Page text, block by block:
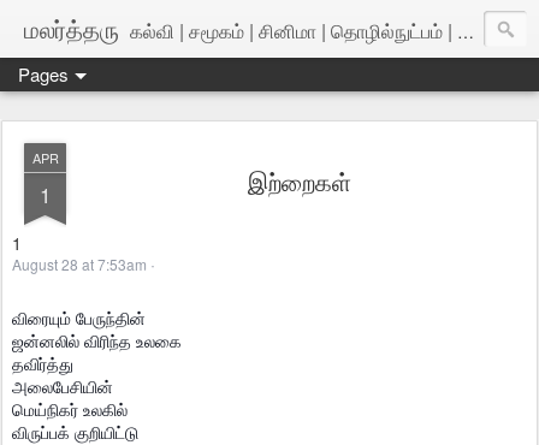
மலர்த்தரு கல்வி | சமூகம் | சினிமா | தொழில்நுட்பம் | அறிவியல்
Pages
APR
1 இற்றைகள்
1
August 28 at 7:53am ·
விரையும் பேருந்தின்
ஜன்னலில் விரிந்த உலகை
தவிர்த்து
அலைபேசியின்
மெய்நிகர் உலகில்
விருப்பக் குறியிட்டு